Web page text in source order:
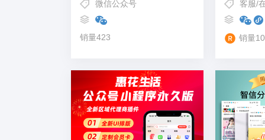
微信公众号
销量423
客服/
销量